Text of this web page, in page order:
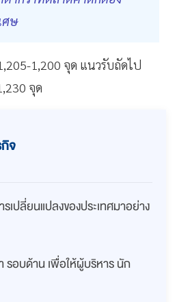
ศษ
1,200 จุด แนวรับถัดไป
จุด
จ
ปลี่ยนแปลงของประเทศมาอย่าง
อบด้าน เพื่อให้ผู้บริหาร นัก